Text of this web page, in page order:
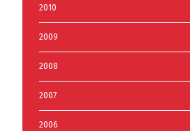
2010
2009
2008
2007
2006